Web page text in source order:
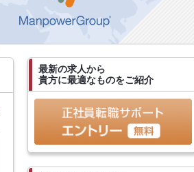
最新の求人から
貴方に最適なものをご紹介